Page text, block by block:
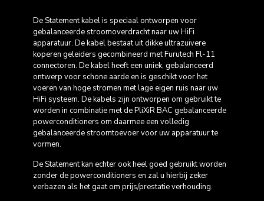
De Statement kabel is speciaal ontworpen voor
gebalanceerde stroomoverdracht naar uw HiFi
apparatuur. De kabel bestaat uit dikke ultrazuivere
koperen geleiders gecombineerd met Furutech Fl-11
connectoren. De kabel heeft een uniek, gebalanceerd
ontwerp voor schone aarde en is geschikt voor het
voeren van hoge stromen met lage eigen ruis naar uw
HiFi systeem. De kabels zijn ontworpen om gebruikt te
worden in combinatie met de PliXiR BAC gebalanceerde
powerconditioners om daarmee een volledig
gebalanceerde stroomtoevoer voor uw apparatuur te
vormen.
De Statement kan echter ook heel goed gebruikt worden
zonder de powerconditioners en zal u hierbij zeker
verbazen als het gaat om prijs/prestatie verhouding.